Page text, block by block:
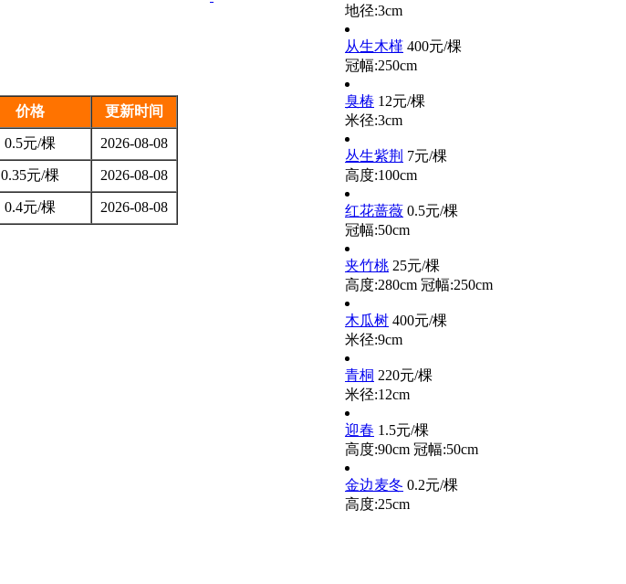
价格 更新时间
0.5元/棵 2026-08-08
0.35元/棵 2026-08-08
0.4元/棵
2026-08-08
地径:3cm
从生木槿 400元/棵
冠幅:250cm
臭椿 12元/棵
米径:3cm
丛生紫荆 7元/棵
高度:100cm
红花蔷薇 0.5元/棵
冠幅:50cm
夹竹桃 25元/棵
高度:280cm 冠幅:250cm
木瓜树 400元/棵
米径:9cm
青桐 220元/棵
米径:12cm
迎春 1.5元/棵
高度:90cm 冠幅:50cm
金边麦冬 0.2元/棵
高度:25cm